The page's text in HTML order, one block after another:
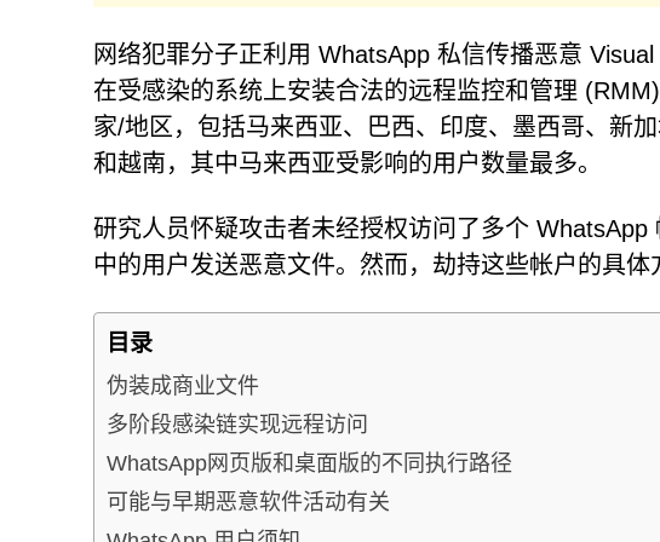
网络犯罪分子正利用 WhatsApp 私信传播恶意
在受感染的系统上安装合法的远程监控和管理
家/地区，包括马来西亚、巴西、印度、墨西哥、新
和越南，其中马来西亚受影响的用户数量最多。
研究人员怀疑攻击者未经授权访问了多个
中的用户发送恶意文件。然而，劫持这些帐户的具体
目录
伪装成商业文件
多阶段感染链实现远程访问
WhatsApp网页版和桌面版的不同执行路径
可能与早期恶意软件活动有关